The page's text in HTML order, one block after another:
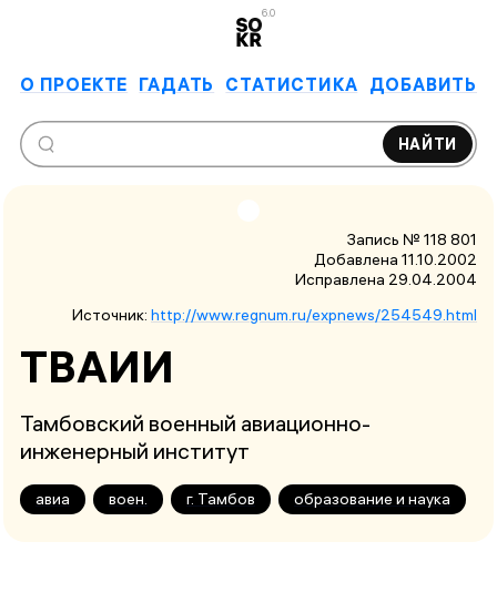
6.0
О ПРОЕКТЕ ГАДАТЬ СТАТИСТИКА ДОБАВИТЬ
НАЙТИ
Запись № 118 801
Добавлена 11.10.2002
Исправлена 29.04.2004
Источник: http://www.regnum.ru/expnews/254549.html
ТВАИИ
Тамбовский военный авиационно-
инженерный институт
авиа воен. г. Тамбов образование и наука